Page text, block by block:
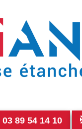
03 89 54 14 10